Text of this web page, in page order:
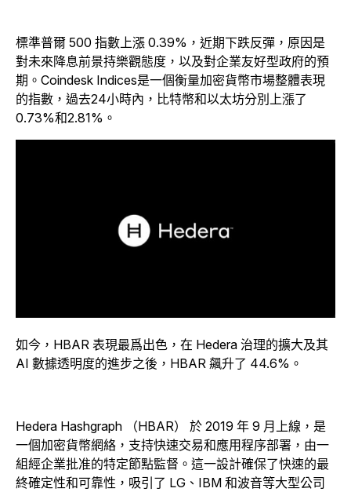
標準普爾 500 指數上漲 0.39%，近期下跌反彈，原因是
對未來降息前景持樂觀態度，以及對企業友好型政府的預
期。Coindesk Indices是一個衡量加密貨幣市場整體表現
的指數，過去24小時內，比特幣和以太坊分別上漲了
0.73%和2.81%。
如今，HBAR 表現最爲出色，在 Hedera 治理的擴大及其
AI 數據透明度的進步之後，HBAR 飆升了 44.6%。
Hedera Hashgraph （HBAR） 於 2019 年 9 月上線，是
一個加密貨幣網絡，支持快速交易和應用程序部署，由一
組經企業批准的特定節點監督。這一設計確保了快速的最
終確定性和可靠性，吸引了 LG、IBM 和波音等大型公司